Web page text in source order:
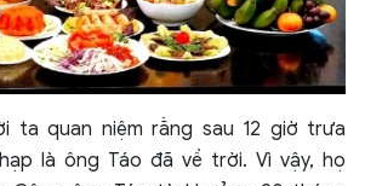
ta quan niệm rằng sau 12 giờ trưa
là ông Táo đã về trời. Vì vậy, họ